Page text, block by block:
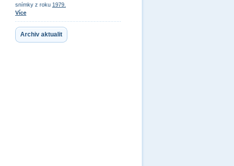
snímky z roku 1979.
Více
Archiv aktualit